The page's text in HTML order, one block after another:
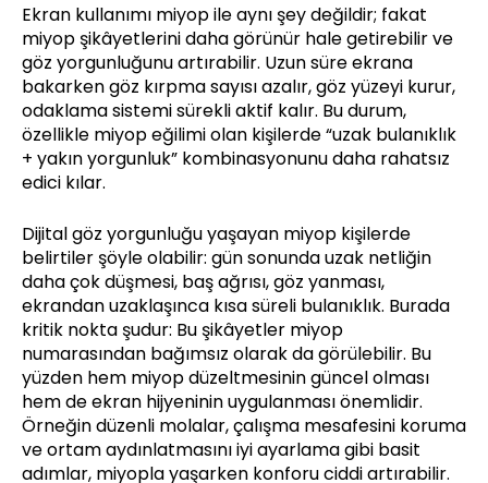
Ekran kullanımı miyop ile aynı şey değildir; fakat
miyop şikâyetlerini daha görünür hale getirebilir ve
göz yorgunluğunu artırabilir. Uzun süre ekrana
bakarken göz kırpma sayısı azalır, göz yüzeyi kurur,
odaklama sistemi sürekli aktif kalır. Bu durum,
özellikle miyop eğilimi olan kişilerde “uzak bulanıklık
+ yakın yorgunluk” kombinasyonunu daha rahatsız
edici kılar.
Dijital göz yorgunluğu yaşayan miyop kişilerde
belirtiler şöyle olabilir: gün sonunda uzak netliğin
daha çok düşmesi, baş ağrısı, göz yanması,
ekrandan uzaklaşınca kısa süreli bulanıklık. Burada
kritik nokta şudur: Bu şikâyetler miyop
numarasından bağımsız olarak da görülebilir. Bu
yüzden hem miyop düzeltmesinin güncel olması
hem de ekran hijyeninin uygulanması önemlidir.
Örneğin düzenli molalar, çalışma mesafesini koruma
ve ortam aydınlatmasını iyi ayarlama gibi basit
adımlar, miyopla yaşarken konforu ciddi artırabilir.